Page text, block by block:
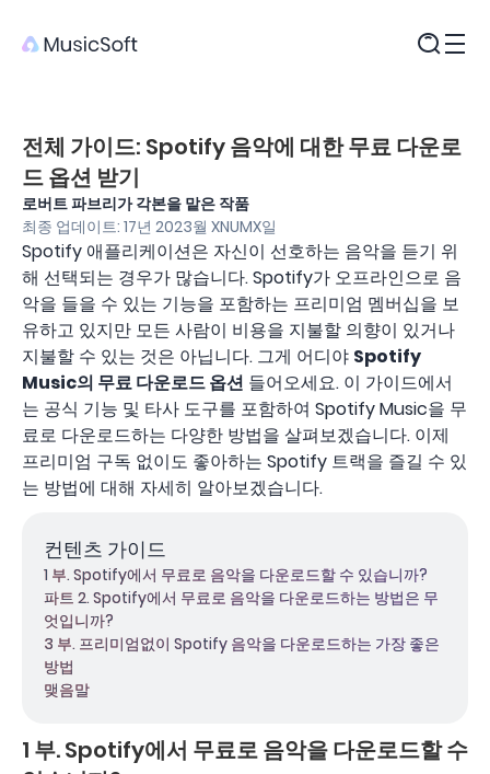
전체 가이드: Spotify 음악에 대한 무료 다운로
드 옵션 받기
로버트 파브리가 각본을 맡은 작품
최종 업데이트: 17년 2023월 XNUMX일
Spotify 애플리케이션은 자신이 선호하는 음악을 듣기 위
해 선택되는 경우가 많습니다. Spotify가 오프라인으로 음
악을 들을 수 있는 기능을 포함하는 프리미엄 멤버십을 보
유하고 있지만 모든 사람이 비용을 지불할 의향이 있거나
지불할 수 있는 것은 아닙니다. 그게 어디야 Spotify
Music의 무료 다운로드 옵션 들어오세요. 이 가이드에서
는 공식 기능 및 타사 도구를 포함하여 Spotify Music을 무
료로 다운로드하는 다양한 방법을 살펴보겠습니다. 이제
프리미엄 구독 없이도 좋아하는 Spotify 트랙을 즐길 수 있
는 방법에 대해 자세히 알아보겠습니다.
컨텐츠 가이드
1 부. Spotify에서 무료로 음악을 다운로드할 수 있습니까?
파트 2. Spotify에서 무료로 음악을 다운로드하는 방법은 무
엇입니까?
3 부. 프리미엄없이 Spotify 음악을 다운로드하는 가장 좋은
방법
맺음말
1 부. Spotify에서 무료로 음악을 다운로드할 수